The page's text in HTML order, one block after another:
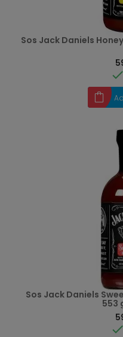
Sos Jack Daniels

Sos Jack Daniels
553
